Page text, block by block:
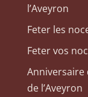
l’Aveyron
Feter les
Feter vos
Anniversaire
de l’Aveyron